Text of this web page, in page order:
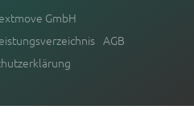
GmbH
AGB